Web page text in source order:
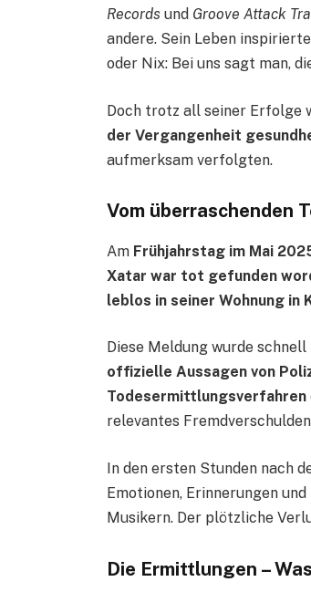
Records und Groove Attack
andere. Sein Leben
oder Nix: Bei uns sagt man,
Doch trotz all seiner Erfolge
der Vergangenheit
aufmerksam verfolgten.
Vom überraschenden
Am Frühjahrstag im Mai
Xatar war tot gefunden
leblos in seiner Wohnung in
Diese Meldung wurde
offizielle Aussagen von
Todesermittlungsverfahren
relevantes
In den ersten Stunden nach
Emotionen, Erinnerungen
Musikern. Der plötzliche
Die Ermittlungen –